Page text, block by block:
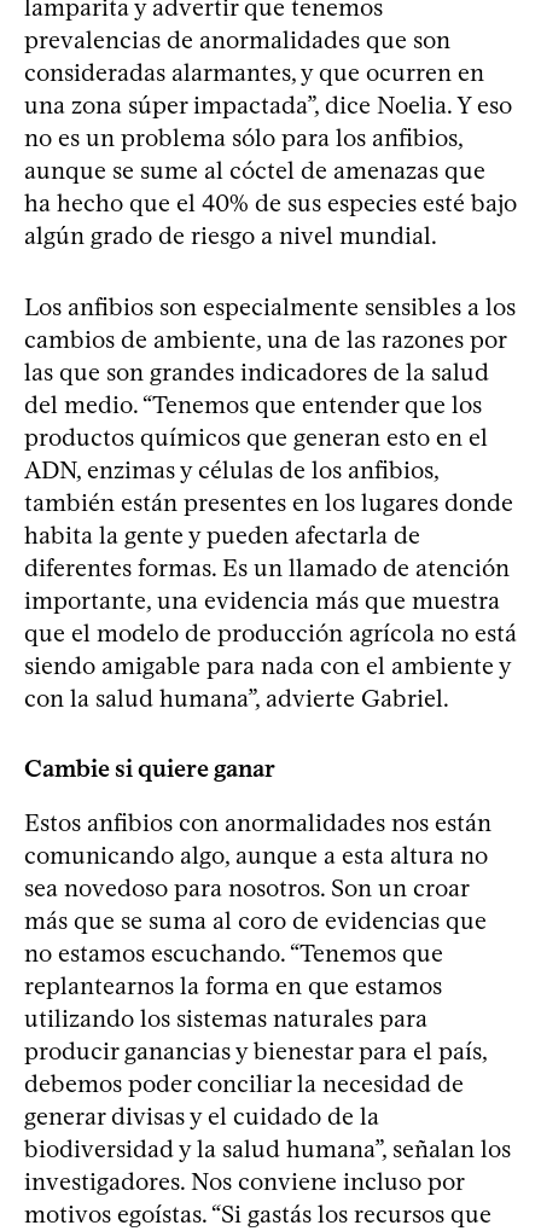
lamparita y advertir que tenemos
prevalencias de anormalidades que son
consideradas alarmantes, y que ocurren en
una zona súper impactada”, dice Noelia. Y eso
no es un problema sólo para los anfibios,
aunque se sume al cóctel de amenazas que
ha hecho que el 40% de sus especies esté bajo
algún grado de riesgo a nivel mundial.
Los anfibios son especialmente sensibles a los
cambios de ambiente, una de las razones por
las que son grandes indicadores de la salud
del medio. “Tenemos que entender que los
productos químicos que generan esto en el
ADN, enzimas y células de los anfibios,
también están presentes en los lugares donde
habita la gente y pueden afectarla de
diferentes formas. Es un llamado de atención
importante, una evidencia más que muestra
que el modelo de producción agrícola no está
siendo amigable para nada con el ambiente y
con la salud humana”, advierte Gabriel.
Cambie si quiere ganar
Estos anfibios con anormalidades nos están
comunicando algo, aunque a esta altura no
sea novedoso para nosotros. Son un croar
más que se suma al coro de evidencias que
no estamos escuchando. “Tenemos que
replantearnos la forma en que estamos
utilizando los sistemas naturales para
producir ganancias y bienestar para el país,
debemos poder conciliar la necesidad de
generar divisas y el cuidado de la
biodiversidad y la salud humana”, señalan los
investigadores. Nos conviene incluso por
motivos egoístas. “Si gastás los recursos que